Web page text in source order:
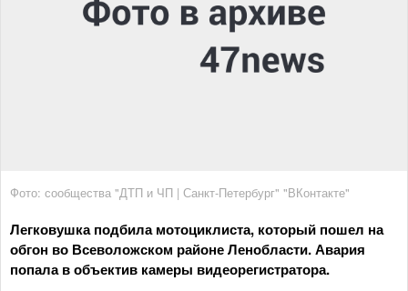
Фото: сообщества "ДТП и ЧП | Санкт-Петербург" "ВКонтакте"
Легковушка подбила мотоциклиста, который пошел на
обгон во Всеволожском районе Ленобласти. Авария
попала в объектив камеры видеорегистратора.